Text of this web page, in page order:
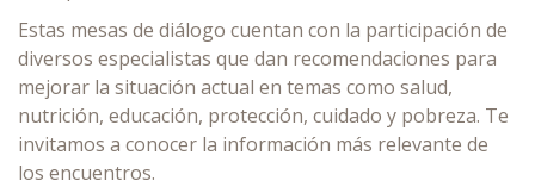
Estas mesas de diálogo cuentan con la participación de
diversos especialistas que dan recomendaciones para
mejorar la situación actual en temas como salud,
nutrición, educación, protección, cuidado y pobreza. Te
invitamos a conocer la información más relevante de
los encuentros.